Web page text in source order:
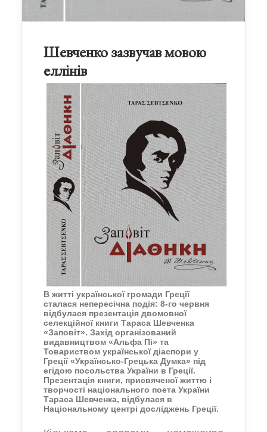
Шевченко зазвучав мовою
еллінів
В житті української громади Греції
сталася непересічна подія: 8-го червня
відбулася презентація двомовної
селекційної книги Тараса Шевченка
«Заповіт». Захід організований
видавництвом «Альфа Пі» та
Товариством української діаспори у
Греції «Українсько-Грецька Думка» під
егідою посольства України в Греції.
Презентація книги, присвяченої життю і
творчості національного поета України
Тараса Шевченка, відбулася в
Національному центрі досліджень Греції.